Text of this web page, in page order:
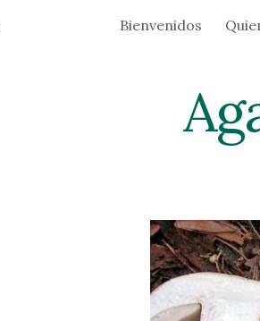
Skip to
Bienvenidos